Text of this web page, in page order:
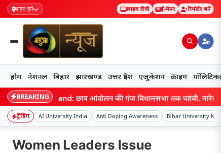
शहर चुनें लाइव टीवी ई-पेपर रिपोर्टर बनें
होम नेशनल बिहार झारखण्ड उत्तर प्रदेश एजुकेशन क्राइम
BREAKING
Jharkhand: छात्र आंदोलन की गूंज विधानसभा तक पहुंची,
ट्रेंडिंग AI University India Anti Doping Awareness Bihar University
Women Leaders Issue